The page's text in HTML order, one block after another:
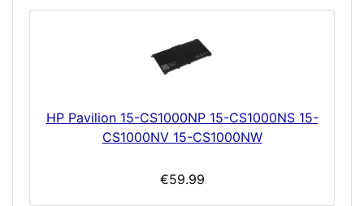
HP Pavilion 15-CS1000NP 15-CS1000NS 15-
CS1000NV 15-CS1000NW
€59.99